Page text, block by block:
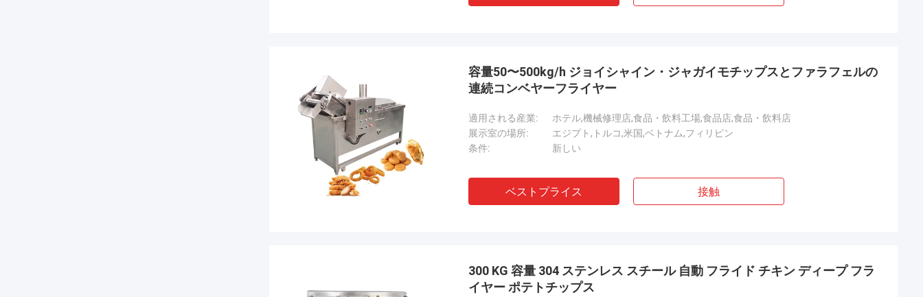
容量50〜500kg/h ジョイシャイン・ジャガイモチップスとファラフェルの
連続コンベヤーフライヤー
適用される産業:
ホテル,機械修理店,食品・飲料工場,食品店,食品・飲料店
展示室の場所:
エジプト,トルコ,米国,ベトナム,フィリピン
条件:
新しい
ベストプライス 接触
300 KG 容量 304 ステンレス スチール 自動 フライド チキン ディープ フラ
イヤー ポテトチップス